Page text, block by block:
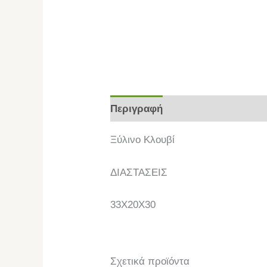
Περιγραφή
Ξύλινο Κλουβί
ΔΙΑΣΤΑΣΕΙΣ
33Χ20Χ30
Σχετικά προϊόντα